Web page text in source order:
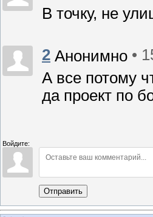
В точку, не
2 Анонимно •
А все потому
да проект по
Войдите:
Отправить